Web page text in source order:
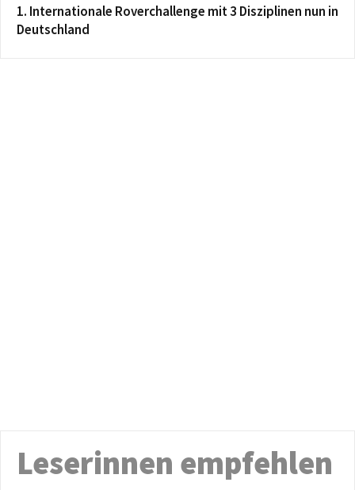
1. Internationale Roverchallenge mit 3 Disziplinen nun in
Deutschland
Leserinnen empfehlen